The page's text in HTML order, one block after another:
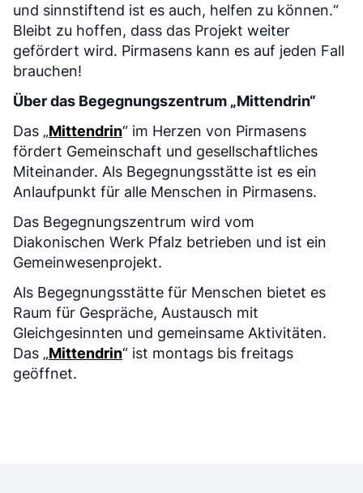
und sinnstiftend ist es auch, helfen zu können.“
Bleibt zu hoffen, dass das Projekt weiter
gefördert wird. Pirmasens kann es auf jeden Fall
brauchen!
Über das Begegnungszentrum „Mittendrin“
Das „Mittendrin“ im Herzen von Pirmasens
fördert Gemeinschaft und gesellschaftliches
Miteinander. Als Begegnungsstätte ist es ein
Anlaufpunkt für alle Menschen in Pirmasens.
Das Begegnungszentrum wird vom
Diakonischen Werk Pfalz betrieben und ist ein
Gemeinwesenprojekt.
Als Begegnungsstätte für Menschen bietet es
Raum für Gespräche, Austausch mit
Gleichgesinnten und gemeinsame Aktivitäten.
Das „Mittendrin“ ist montags bis freitags
geöffnet.